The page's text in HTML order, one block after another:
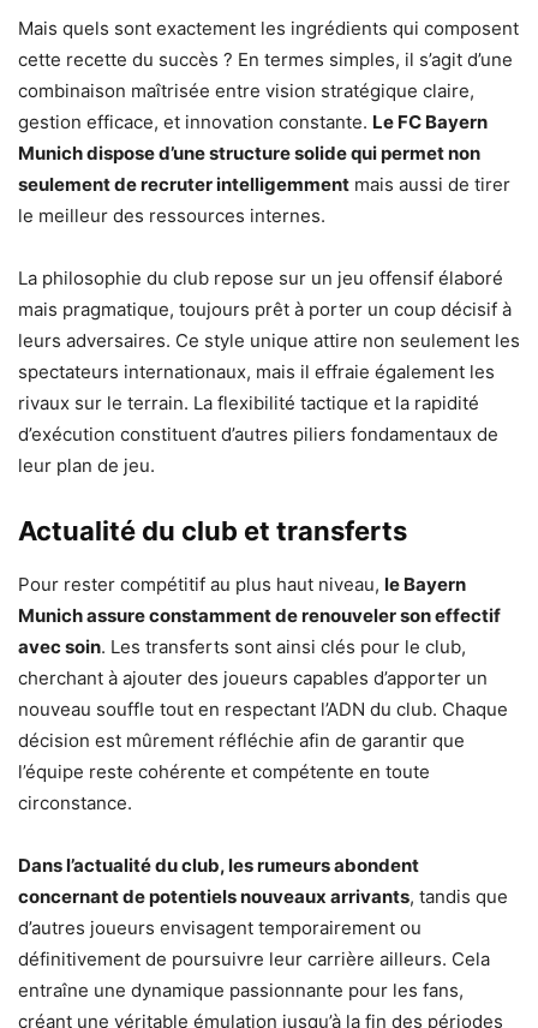
Mais quels sont exactement les ingrédients qui composent
cette recette du succès ? En termes simples, il s’agit d’une
combinaison maîtrisée entre vision stratégique claire,
gestion efficace, et innovation constante. Le FC Bayern
Munich dispose d’une structure solide qui permet non
seulement de recruter intelligemment mais aussi de tirer
le meilleur des ressources internes.
La philosophie du club repose sur un jeu offensif élaboré
mais pragmatique, toujours prêt à porter un coup décisif à
leurs adversaires. Ce style unique attire non seulement les
spectateurs internationaux, mais il effraie également les
rivaux sur le terrain. La flexibilité tactique et la rapidité
d’exécution constituent d’autres piliers fondamentaux de
leur plan de jeu.
Actualité du club et transferts
Pour rester compétitif au plus haut niveau, le Bayern
Munich assure constamment de renouveler son effectif
avec soin. Les transferts sont ainsi clés pour le club,
cherchant à ajouter des joueurs capables d’apporter un
nouveau souffle tout en respectant l’ADN du club. Chaque
décision est mûrement réfléchie afin de garantir que
l’équipe reste cohérente et compétente en toute
circonstance.
Dans l’actualité du club, les rumeurs abondent
concernant de potentiels nouveaux arrivants, tandis que
d’autres joueurs envisagent temporairement ou
définitivement de poursuivre leur carrière ailleurs. Cela
entraîne une dynamique passionnante pour les fans,
créant une véritable émulation jusqu’à la fin des périodes